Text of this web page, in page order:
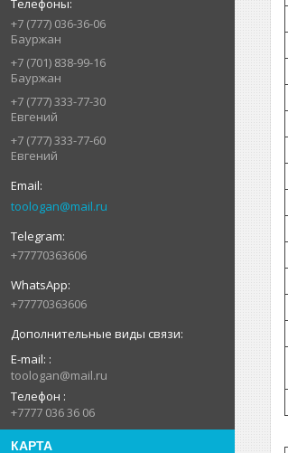
+7 (777) 036-36-06
Бауржан
+7 (701) 838-99-16
Бауржан
+7 (777) 333-77-30
Евгений
+7 (777) 333-77-60
Евгений
toologan@mail.ru
+77770363606
+77770363606
E-mail:
toologan@mail.ru
Телефон
+7777 036 36 06
КАРТА